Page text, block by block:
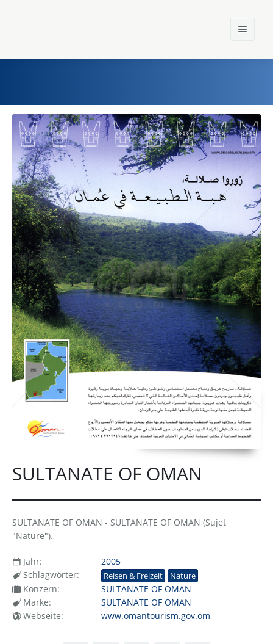
Home
Einst und Heute
Marken
Konzerne
Epoche
SULTANATE OF OMAN
SULTANATE OF OMAN - SULTANATE OF OMAN (Sujet
"Nature").
Jahr:
2005
Schlagwörter:
Reisen & Freizeit Nature
Konzern:
SULTANATE OF OMAN
Marke:
SULTANATE OF OMAN
Webseite:
www.omantourism.gov.om